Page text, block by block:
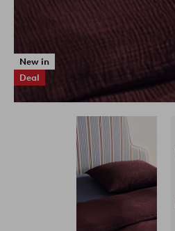
New in
Deal